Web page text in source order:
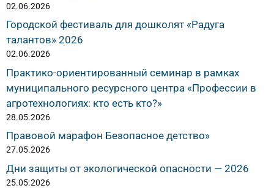
02.06.2026
Городской фестиваль для дошколят «Радуга
талантов» 2026
02.06.2026
Практико-ориентированный семинар в рамках
муниципального ресурсного центра «Профессии в
агротехнологиях: кто есть кто?»
28.05.2026
Правовой марафон Безопасное детство»
27.05.2026
Дни защиты от экологической опасности — 2026
25.05.2026